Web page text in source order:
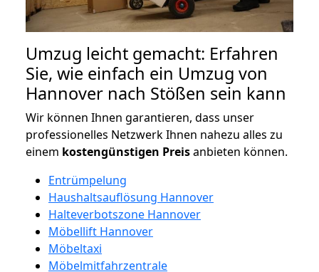
Umzug leicht gemacht: Erfahren
Sie, wie einfach ein Umzug von
Hannover nach Stößen sein kann
Wir können Ihnen garantieren, dass unser
professionelles Netzwerk Ihnen nahezu alles zu
einem kostengünstigen Preisanbieten können.
Entrümpelung
Haushaltsauflösung Hannover
Halteverbotszone Hannover
Möbellift Hannover
Möbeltaxi
Möbelmitfahrzentrale